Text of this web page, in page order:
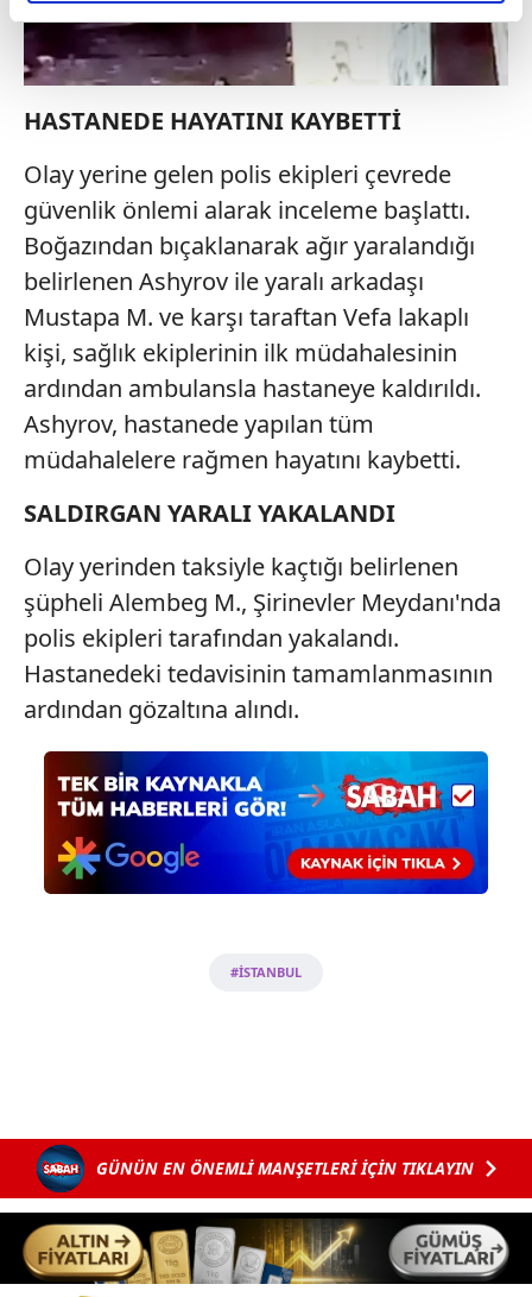
reklamların maliyetlerimizi karşılamak noktasında tek gelir
kalemimiz olduğunu sizlere hatırlatmak isteriz.
Her halükârda, kullanıcılar, bu çerezlere izin vermedikleri
gösterilmeyecektir."
Sizlere daha iyi bir hizmet sunabilmek için İnternet
Sitemizde kendimize ve üçüncü kişilere ait çerezler
kullanılmaktadır. Bu çerezler vasıtasıyla çeşitli kişisel
verileriniz işlenmekte olup gerekli olan çerezler bilgi
toplumu hizmetlerinin sunulması amacıyla
kullanılmaktadır. Diğer çerezler, sitemizin daha işlevsel
kılınması ve kişiselleştirilmesi ve sizlere yönelik
reklam/pazarlama faaliyetlerinin yapılması, amaçlarıyla
sınırlı olarak açık rızanız dahilinde kullanılacaktır.
Çerezlere ilişkin tercihlerinizi aşağıda yer alan panel
için Ayarlar butonuna tıklayabilir,Çerez Bilgilendirme
Metnimizi ziyaret edebilirsiniz.
6698 sayılı Kişisel Verilerin Korunması Kanunu uyarınca
hazırlanmış Aydınlatma Metnimizi okumak ve sitemizde
ilgili mevzuata uygun olarak kullanılan çerezlerle ilgili bilgi
HASTANEDE HAYATINI KAYBETTİ
Olay yerine gelen polis ekipleri çevrede
güvenlik önlemi alarak inceleme başlattı.
Boğazından bıçaklanarak ağır yaralandığı
belirlenen Ashyrov ile yaralı arkadaşı
Mustapa M. ve karşı taraftan Vefa lakaplı
kişi, sağlık ekiplerinin ilk müdahalesinin
ardından ambulansla hastaneye kaldırıldı.
Ashyrov, hastanede yapılan tüm
müdahalelere rağmen hayatını kaybetti.
SALDIRGAN YARALI YAKALANDI
Olay yerinden taksiyle kaçtığı belirlenen
şüpheli Alembeg M., Şirinevler Meydanı'nda
polis ekipleri tarafından yakalandı.
Hastanedeki tedavisinin tamamlanmasının
ardından gözaltına alındı.
#İSTANBUL
GÜNÜN EN ÖNEMLİ MANŞETLERİ İÇİN TIKLAYIN